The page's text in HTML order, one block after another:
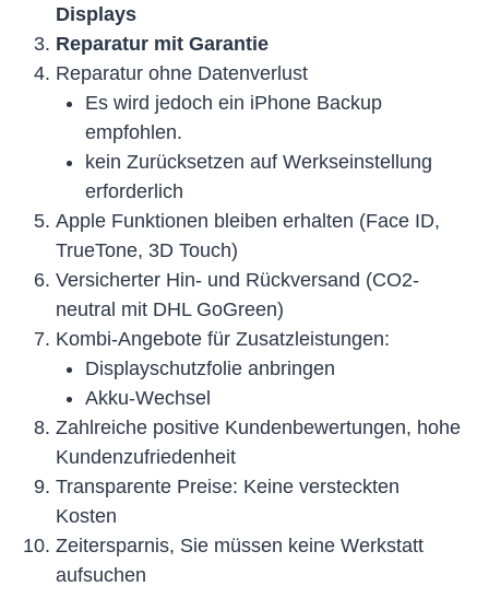
Displays
Reparatur mit Garantie
Reparatur ohne Datenverlust
Es wird jedoch ein iPhone Backup
empfohlen.
kein Zurücksetzen auf Werkseinstellung
erforderlich
Apple Funktionen bleiben erhalten (Face ID,
TrueTone, 3D Touch)
Versicherter Hin- und Rückversand (CO2-
neutral mit DHL GoGreen)
Kombi-Angebote für Zusatzleistungen:
Displayschutzfolie anbringen
Akku-Wechsel
Zahlreiche positive Kundenbewertungen, hohe
Kundenzufriedenheit
Transparente Preise: Keine versteckten
Kosten
Zeitersparnis, Sie müssen keine Werkstatt
aufsuchen